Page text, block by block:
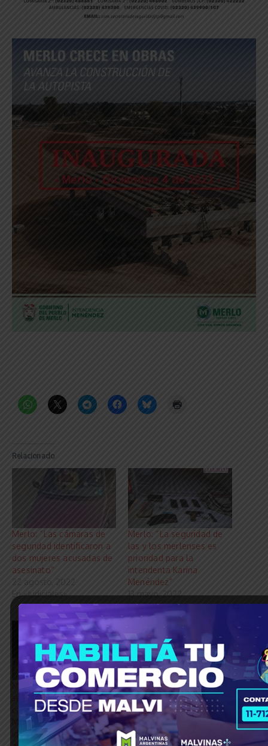
Relacionado
Merlo: “Las cámaras de
seguridad identificaron a
dos mujeres acusadas de
asesinato”
22 agosto, 2022
En «Judiciales»
Merlo: “La seguridad de
las y los merlenses es
prioridad para la
intendenta Karina
Menéndez”
13 mayo, 2022
En «Municipios»
Merlo | Las cámaras de
seguridad del municipio a
cargo de Karina
Menéndez permitieron
identificar y detener al